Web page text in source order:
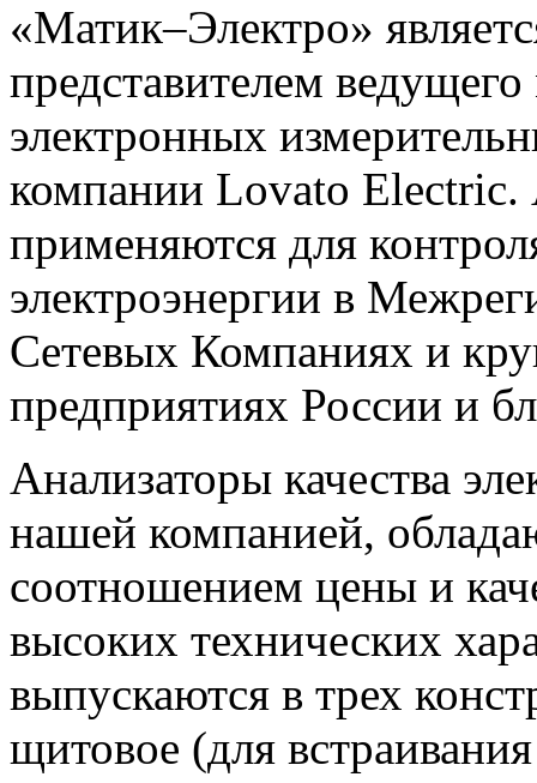
«Матик–Электро»
представителем
электронных
компании Lovato
применяются для
электроэнергии в
Сетевых Компаниях и
предприятиях России и
Анализаторы качества
нашей компанией,
соотношением цены и
высоких технических
выпускаются в трех
щитовое (для